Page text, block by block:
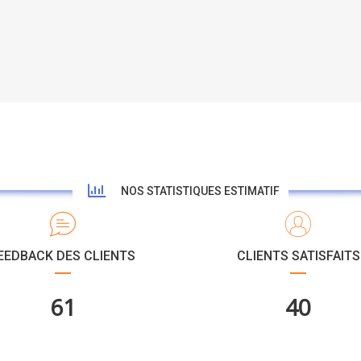
NOS STATISTIQUES ESTIMATIF
DES CLIENTS
113
CLIENTS SATISFAITS
73